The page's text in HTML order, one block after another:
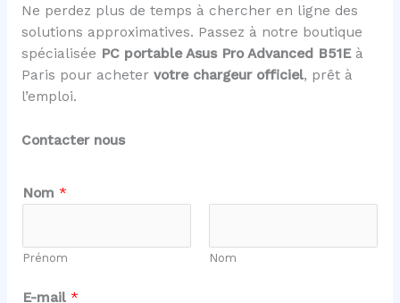
Ne perdez plus de temps à chercher en ligne des
solutions approximatives. Passez à notre boutique
spécialisée PC portable Asus Pro Advanced B51Eà
Paris pour acheter votre chargeur officiel, prêt à
l’emploi.
Contacter nous
Nom *
Prénom Nom
E
E-mail *